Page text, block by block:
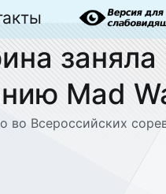
Mad
во Всероссийских